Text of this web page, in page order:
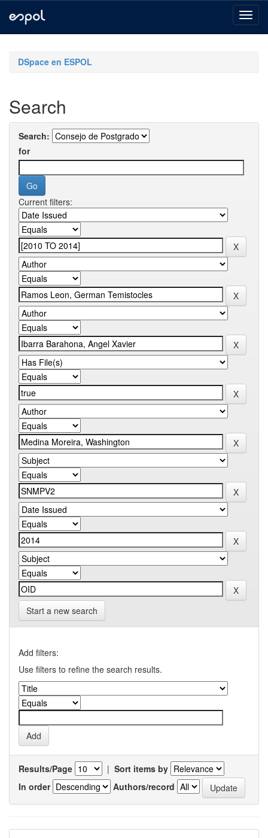
navigationDSpace en ESPOL
Search
Search:
for
Current filters:
Start a new search
Add filters:
Use filters to refine the search results.
Results/Page | Sort items by
In order
Authors/record